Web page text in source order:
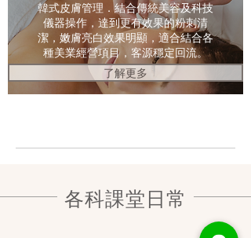
韓式皮膚管理．結合傳統美容及科技
儀器操作，達到更有效果的粉刺清
潔，嫩膚亮白效果明顯，適合結合各
種美業經營項目，客源穩定回流。
了解更多
各科課堂日常